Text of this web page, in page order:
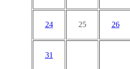
24 25 26
31